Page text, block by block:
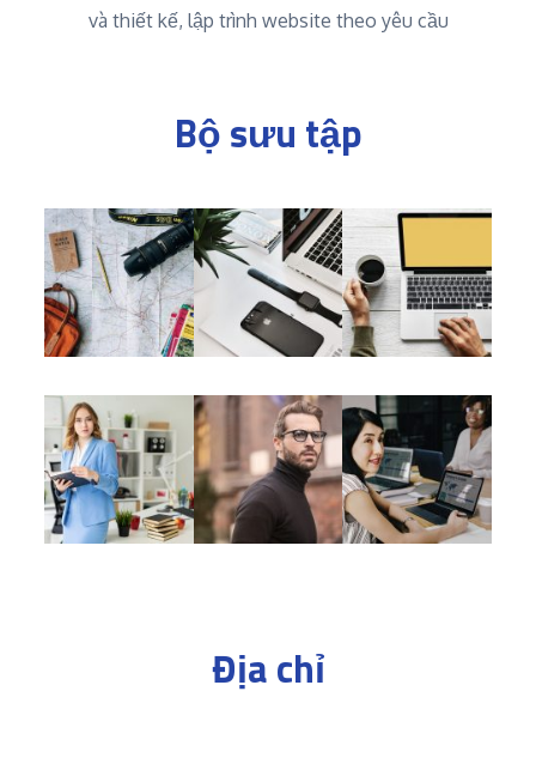
và thiết kế, lập trình website theo yêu cầu
Bộ sưu tập
Địa chỉ